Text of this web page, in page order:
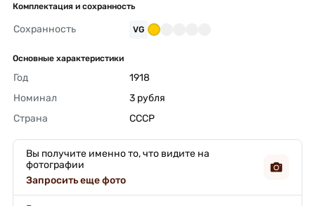
Комплектация и сохранность
Сохранность VG
Основные характеристики
Год
1918
Номинал
3 рубля
Страна
СССР
Вы получите именно то, что видите на
фотографии
Запросить еще фото